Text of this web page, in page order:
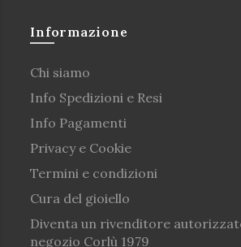
Informazione
Chi siamo
Info Spedizioni e Resi
Info Pagamenti
Privacy e Cookie
Termini e condizioni
Cura del gioiello
Diventa un rivenditore
negozio Corlù 1979